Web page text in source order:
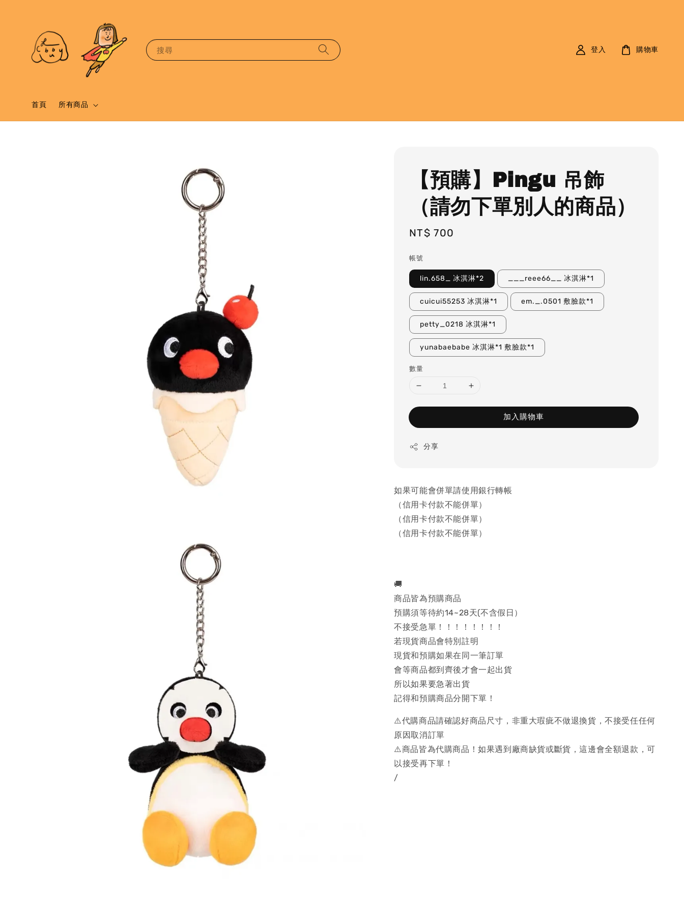
搜尋
首頁 所有商品
登入 購物車
【預購】Pingu 吊飾
（請勿下單別人的商品）
Regular
NT$ 700
帳號
lin.658_ 冰淇淋*2 ___reee66__ 冰淇淋*1
cuicui55253 冰淇淋*1 em._.0501 敷臉款*1
petty_0218 冰淇淋*1
yunabaebabe 冰淇淋*1 敷臉款*1
數量
加入購物車
分享
如果可能會併單請使用銀行轉帳
（信用卡付款不能併單）
（信用卡付款不能併單）
（信用卡付款不能併單）
🚚
商品皆為預購商品
預購須等待約14~28天(不含假日）
不接受急單！！！！！！！！
若現貨商品會特別註明
現貨和預購如果在同一筆訂單
會等商品都到齊後才會一起出貨
所以如果要急著出貨
記得和預購商品分開下單！
⚠️代購商品請確認好商品尺寸，非重大瑕疵不做退換貨，不接受任任何
原因取消訂單
⚠️商品皆為代購商品！如果遇到廠商缺貨或斷貨，這邊會全額退款，可
以接受再下單！
/